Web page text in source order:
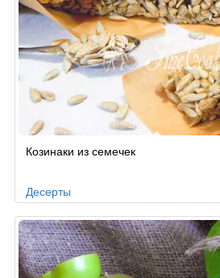
Козинаки из семечек
Десерты